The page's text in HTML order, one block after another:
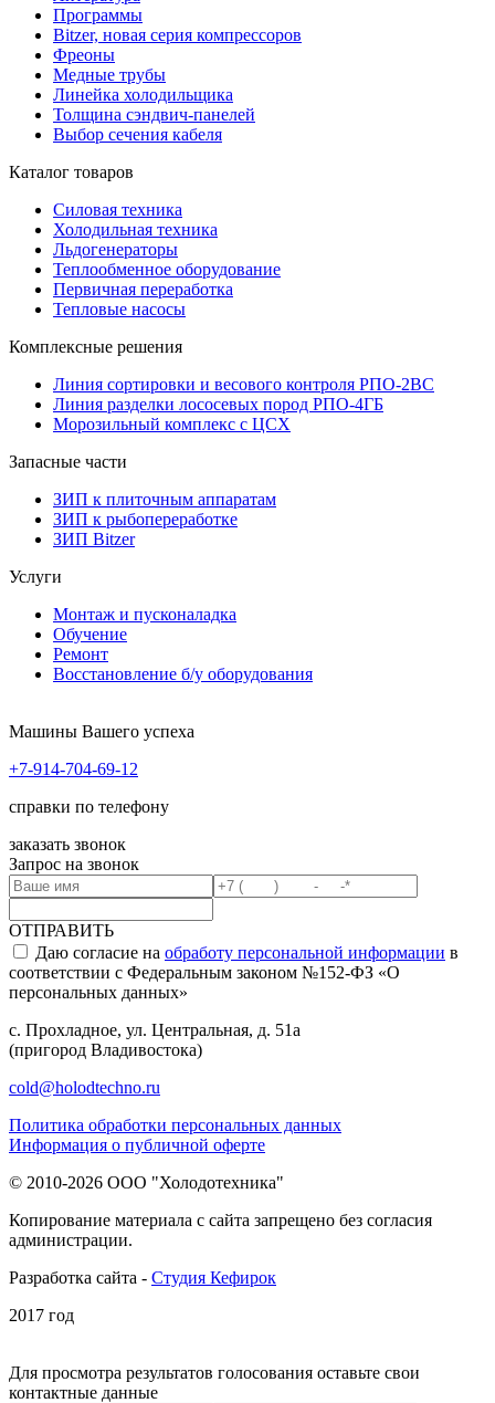
Программы
Bitzer, новая серия компрессоров
Фреоны
Медные трубы
Линейка холодильщика
Толщина сэндвич-панелей
Выбор сечения кабеля
Каталог товаров
Силовая техника
Холодильная техника
Льдогенераторы
Теплообменное оборудование
Первичная переработка
Тепловые насосы
Комплексные решения
Линия сортировки и весового контроля РПО-2ВС
Линия разделки лососевых пород РПО-4ГБ
Морозильный комплекс с ЦСХ
Запасные части
ЗИП к плиточным аппаратам
ЗИП к рыбопереработке
ЗИП Bitzer
Услуги
Монтаж и пусконаладка
Обучение
Ремонт
Восстановление б/у оборудования
Машины Вашего успеха
+7-914-704-69-12
справки по телефону
заказать звонок
Запрос на звонок
ОТПРАВИТЬ
Даю согласие на обработу персональной информации в
соответствии с Федеральным законом №152-ФЗ «О
персональных данных»
с. Прохладное, ул. Центральная, д. 51а
(пригород Владивостока)
cold@holodtechno.ru
Политика обработки персональных данных
Информация о публичной оферте
© 2010-2026 ООО "Холодотехника"
Копирование материала с сайта запрещено без согласия
администрации.
Разработка сайта - Студия Кефирок
2017 год
Для просмотра результатов голосования оставьте свои
контактные данные